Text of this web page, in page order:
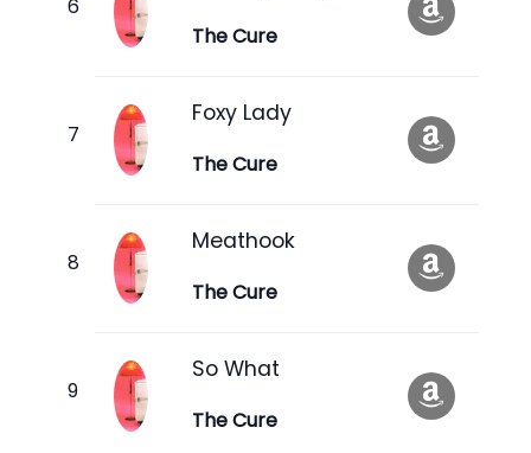
The Cure
Foxy Lady
The Cure
Meathook
The Cure
So What
The Cure